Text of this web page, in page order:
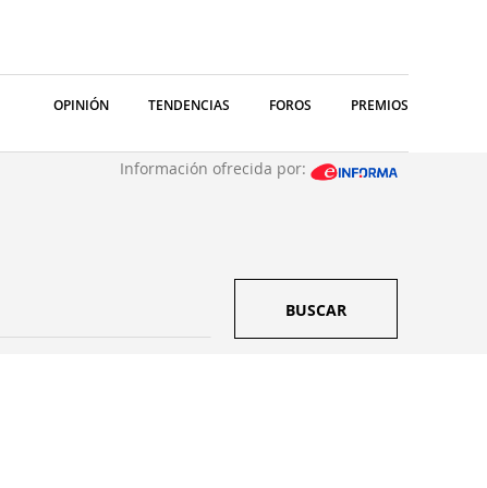
OPINIÓN TENDENCIAS FOROS PREMIOS
Información ofrecida por:
BUSCAR